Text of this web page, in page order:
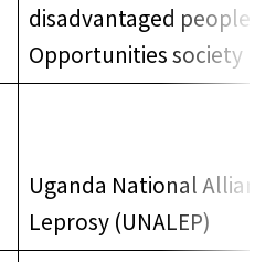
disadvantaged peoples
Opportunities society
Uganda National
Leprosy (UNALEP)